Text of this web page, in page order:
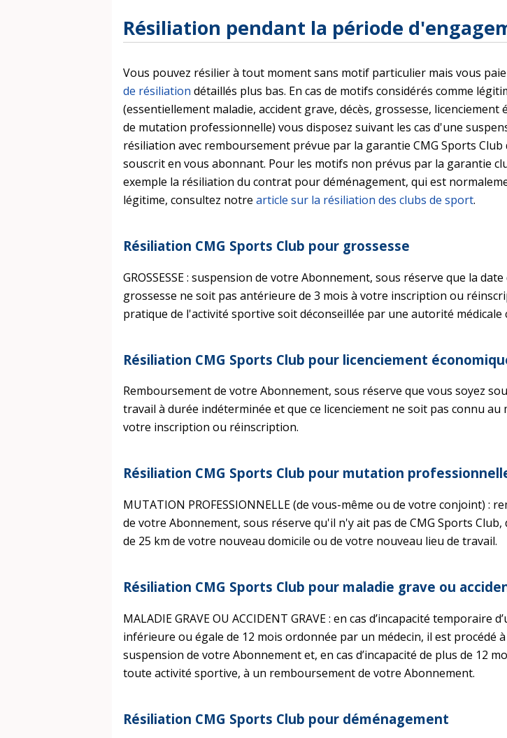
Résiliation pendant la période
Vous pouvez résilier à tout moment sans motif particulier mais vous
de résiliation détaillés plus bas. En cas de motifs considérés comme
(essentiellement maladie, accident grave, décès, grossesse, licenciement
de mutation professionnelle) vous disposez suivant les cas d'une
résiliation avec remboursement prévue par la garantie CMG Sports Club
souscrit en vous abonnant. Pour les motifs non prévus par la garantie
exemple la résiliation du contrat pour déménagement, qui est
légitime, consultez notre article sur la résiliation des clubs de sport.
Résiliation CMG Sports Club pour grossesse
GROSSESSE : suspension de votre Abonnement, sous réserve que la
grossesse ne soit pas antérieure de 3 mois à votre inscription ou
pratique de l'activité sportive soit déconseillée par une autorité médicale
Résiliation CMG Sports Club pour licenciement
Remboursement de votre Abonnement, sous réserve que vous soyez
travail à durée indéterminée et que ce licenciement ne soit pas connu au
votre inscription ou réinscription.
Résiliation CMG Sports Club pour mutation
MUTATION PROFESSIONNELLE (de vous-même ou de votre conjoint) :
de votre Abonnement, sous réserve qu'il n'y ait pas de CMG Sports Club,
de 25 km de votre nouveau domicile ou de votre nouveau lieu de travail.
Résiliation CMG Sports Club pour maladie grave ou
MALADIE GRAVE OU ACCIDENT GRAVE : en cas d’incapacité temporaire
inférieure ou égale de 12 mois ordonnée par un médecin, il est procédé
suspension de votre Abonnement et, en cas d’incapacité de plus de 12
toute activité sportive, à un remboursement de votre Abonnement.
Résiliation CMG Sports Club pour déménagement